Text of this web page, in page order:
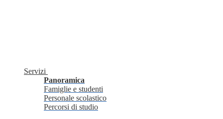
Servizi
Panoramica
Famiglie e studenti
Personale scolastico
Percorsi di studio